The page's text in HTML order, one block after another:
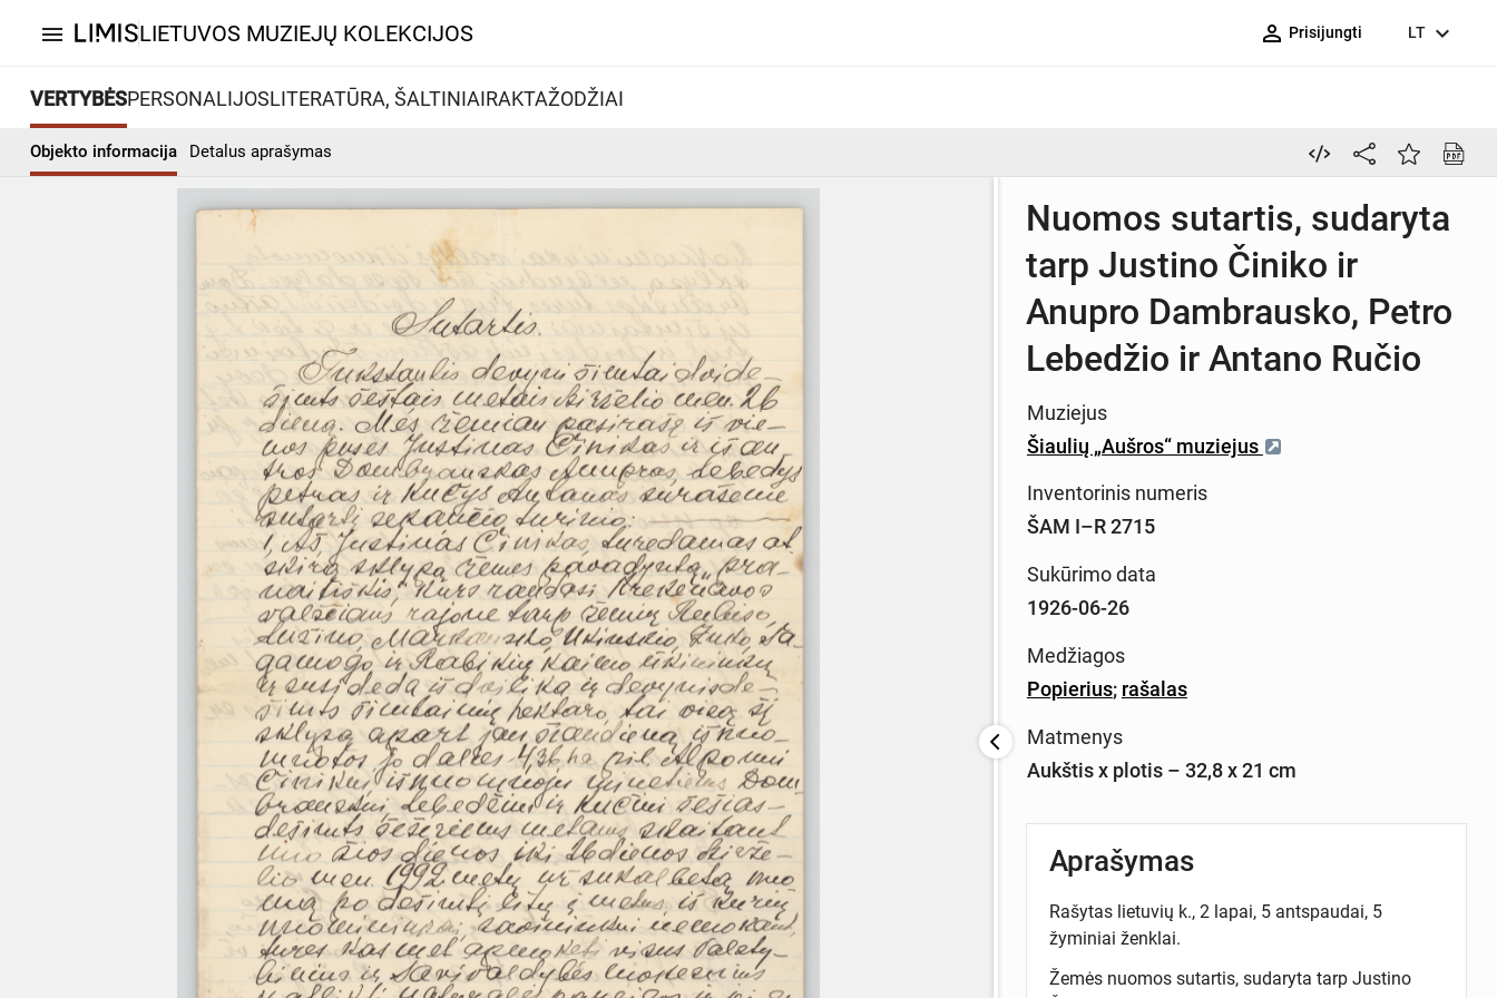
menu LIETUVOS MUZIEJŲ KOLEKCIJOS person_outline Prisijungti LT expand_more
VERTYBĖSPERSONALIJOSLITERATŪRA, ŠALTINIAIRAKTAŽODŽIAI
Objekto informacija Detalus aprašymas
Nuomos sutartis, sudaryta
tarp Justino Činiko ir
Anupro Dambrausko, Petro
Lebedžio ir Antano Ručio
Muziejus
Šiaulių „Aušros“ muziejus
Inventorinis numeris
ŠAM I–R 2715
Sukūrimo data
1926-06-26
Medžiagos
Popierius; rašalas
Matmenys
Aukštis x plotis – 32,8 x 21 cm
Aprašymas
Rašytas lietuvių k., 2 lapai, 5 antspaudai, 5
žyminiai ženklai.
Žemės nuomos sutartis, sudaryta tarp Justino